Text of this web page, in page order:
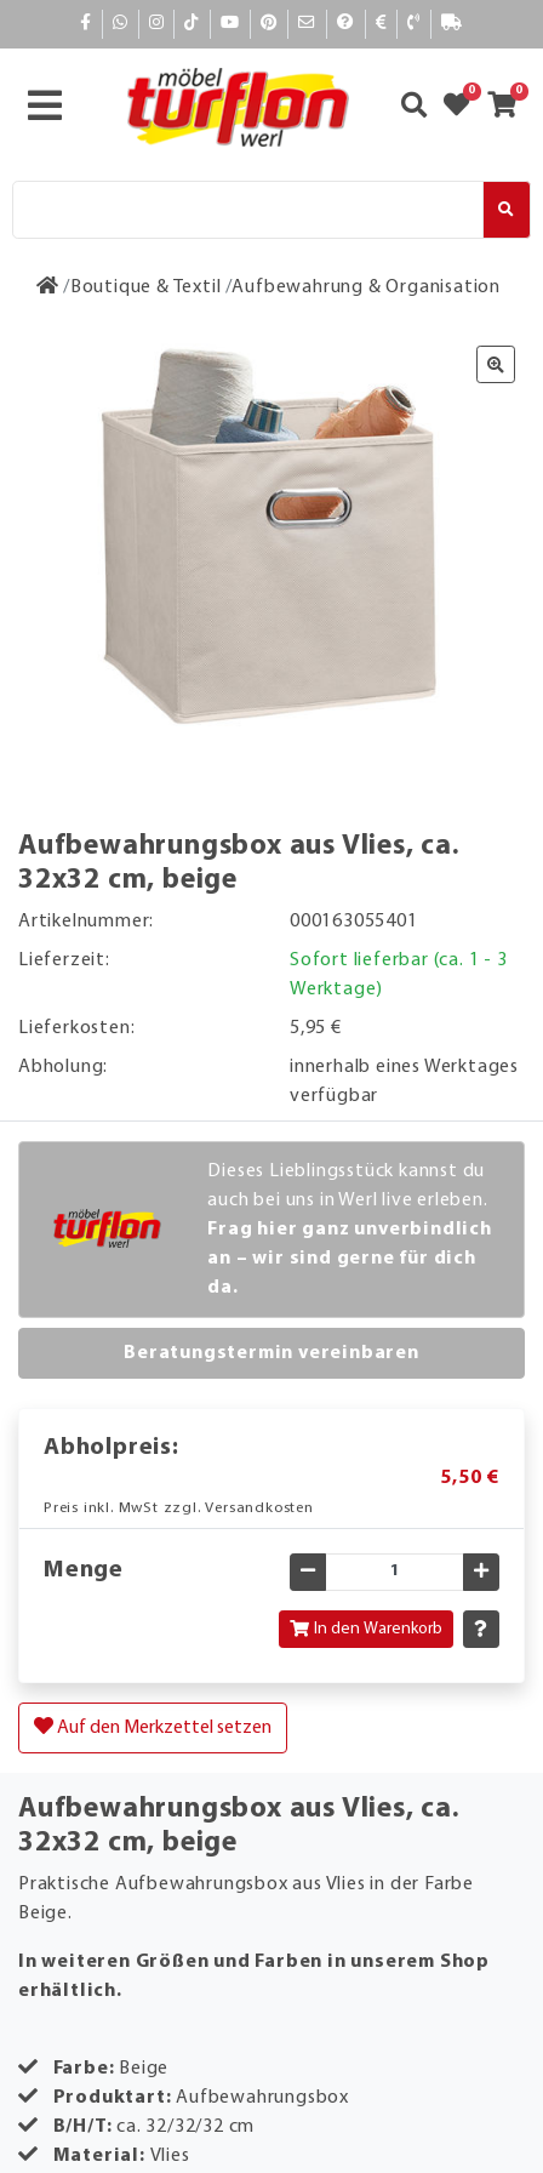
0 0
Boutique & Textil Aufbewahrung & Organisation
Aufbewahrungsbox aus Vlies, ca.
32x32 cm, beige
Artikelnummer:
000163055401
Lieferzeit:
Sofort lieferbar (ca. 1 - 3
Werktage)
Lieferkosten:
5,95 €
Abholung:
innerhalb eines Werktages
verfügbar
Dieses Lieblingsstück kannst du
auch bei uns in Werl live erleben.
Frag hier ganz unverbindlich
an – wir sind gerne für dich
da.
Beratungstermin vereinbaren
Abholpreis:
5,50 €
Preis inkl. MwSt zzgl. Versandkosten
Menge Gewünschte Menge
In den Warenkorb
Auf den Merkzettel setzen
Aufbewahrungsbox aus Vlies, ca.
32x32 cm, beige
Praktische Aufbewahrungsbox aus Vlies in der Farbe
Beige.
In weiteren Größen und Farben in unserem Shop
erhältlich.
Farbe: Beige
Produktart:Aufbewahrungsbox
B/H/T:ca. 32/32/32 cm
Material: Vlies